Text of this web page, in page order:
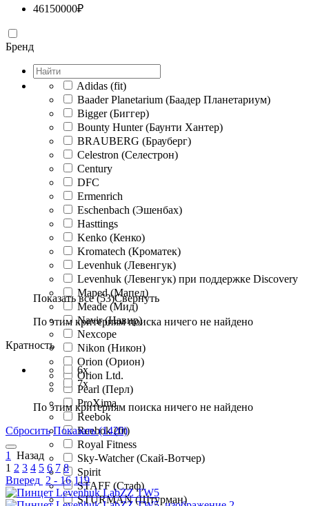
46150000₽
Бренд
Adidas (fit)
Baader Planetarium (Баадер Планетариум)
Bigger (Биггер)
Bounty Hunter (Баунти Хантер)
BRAUBERG (Брауберг)
Celestron (Селестрон)
Century
DFC
Ermenrich
Eschenbach (Эшенбах)
Hasttings
Kenko (Кенко)
Kromatech (Кроматек)
Levenhuk (Левенгук)
Levenhuk (Левенгук) при поддержке Discovery
Maped (Мапед)
Meade (Мид)
Navir (Навир)
Nexcope
Nikon (Никон)
Orion (Орион)
Orion Ltd.
Pearl (Перл)
ProXima
Reebok
Reebok (fit)
Royal Fitness
Sky-Watcher (Скай-Вотчер)
Spirit
STAFF (Стаф)
STURMAN (Штурман)
Показать все (53)Свернуть
По этим критериям поиска ничего не найдено
Кратность
6x
7x
По этим критериям поиска ничего не найдено
Сбросить Показать (1420)
1
Назад
1 2 3 4 5 6 7 8
Вперед 2 - 16 119